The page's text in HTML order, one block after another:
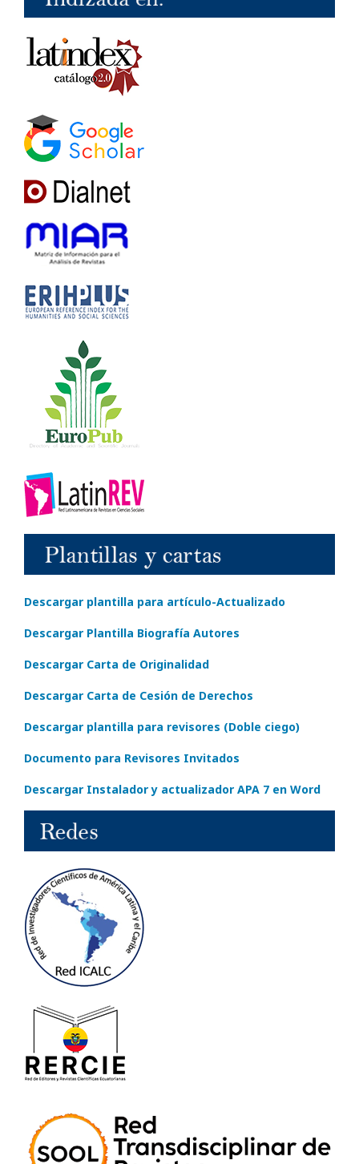
Descargar plantilla para artículo-Actualizado
Descargar Plantilla Biografía Autores
Descargar Carta de Originalidad
Descargar Carta de Cesión de Derechos
Descargar plantilla para revisores (Doble ciego)
Documento para Revisores Invitados
Descargar Instalador y actualizador APA 7 en Word